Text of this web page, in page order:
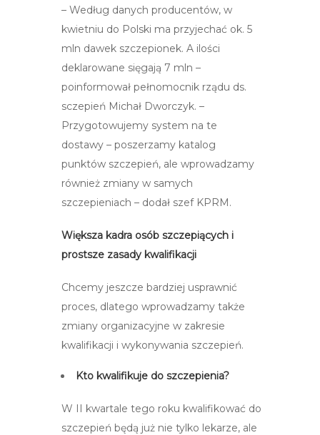
– Według danych producentów, w
kwietniu do Polski ma przyjechać ok. 5
mln dawek szczepionek. A ilości
deklarowane sięgają 7 mln –
poinformował pełnomocnik rządu ds.
sczepień Michał Dworczyk. –
Przygotowujemy system na te
dostawy – poszerzamy katalog
punktów szczepień, ale wprowadzamy
również zmiany w samych
szczepieniach – dodał szef KPRM.
Większa kadra osób szczepiących i
prostsze zasady kwalifikacji
Chcemy jeszcze bardziej usprawnić
proces, dlatego wprowadzamy także
zmiany organizacyjne w zakresie
kwalifikacji i wykonywania szczepień.
Kto kwalifikuje do szczepienia?
W II kwartale tego roku kwalifikować do
szczepień będą już nie tylko lekarze, ale